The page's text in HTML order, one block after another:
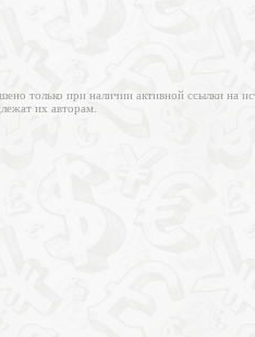
только при наличии активной ссылки на
их авторам.